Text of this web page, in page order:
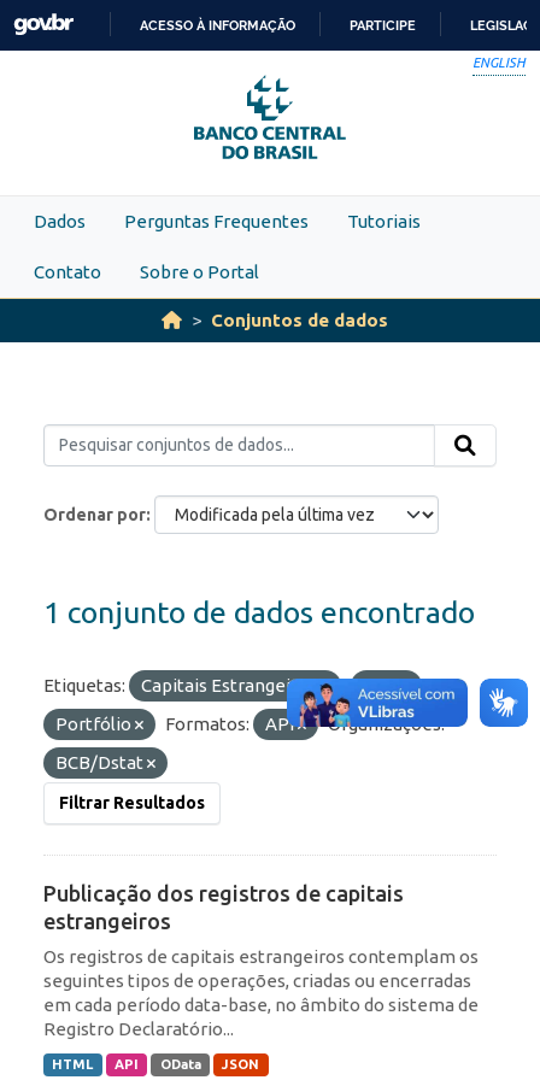
Skip to main content
PARA
O
CONTEÚDO
ACESSO À INFORMAÇÃO PARTICIPE
ENGLISH
Dados Perguntas Frequentes Tutoriais
Contato Sobre o Portal
Conjuntos de dados
Ordenar por
1 conjunto de dados encontrado
Etiquetas: Capitais Estrangeiros
ROF
Portfólio
Formatos: API
Organizações:
BCB/Dstat
Filtrar Resultados
Publicação dos registros de capitais
estrangeiros
Os registros de capitais estrangeiros contemplam os
seguintes tipos de operações, criadas ou encerradas
em cada período data-base, no âmbito do sistema de
Registro Declaratório...
HTML API OData JSON